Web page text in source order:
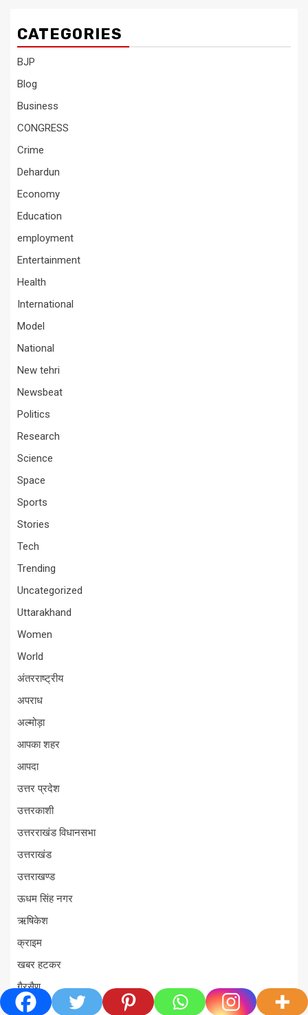
CATEGORIES
BJP
Blog
Business
CONGRESS
Crime
Dehardun
Economy
Education
employment
Entertainment
Health
International
Model
National
New tehri
Newsbeat
Politics
Research
Science
Space
Sports
Stories
Tech
Trending
Uncategorized
Uttarakhand
Women
World
अंतरराष्ट्रीय
अपराध
अल्मोड़ा
आपका शहर
आपदा
उत्तर प्रदेश
उत्तरकाशी
उत्तरराखंड विधानसभा
उत्तराखंड
उत्तराखण्ड
ऊधम सिंह नगर
ऋषिकेश
क्राइम
खबर हटकर
गैरसैण
चमोली